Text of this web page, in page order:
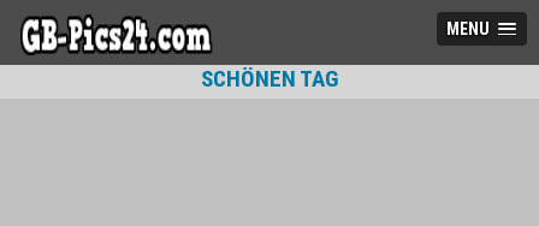
MENU
SCHÖNEN TAG